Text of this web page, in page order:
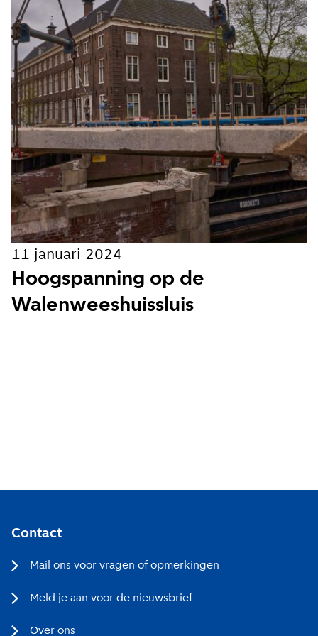
E-mailadres
Hoe vaak wil je van ons horen:
Bij elk nieuw artikel
Wekelijks
Maandelijks
Ik ga akkoord met de
privacy voorwaarden
Hoogspanning op de
Walenweeshuissluis
11 januari 2024
Contact
Mail ons voor vragen of opmerkingen
Meld je aan voor de nieuwsbrief
Over ons